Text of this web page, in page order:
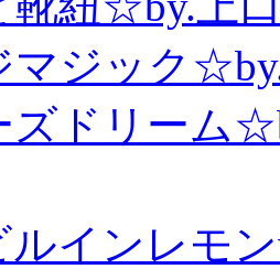
マジック
ズドリーム
ルインレモ